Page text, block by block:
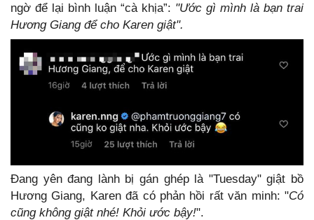
ngờ để lại bình luận “cà khịa”: "Ước gì mình là bạn trai
Hương Giang để cho Karen giật".
Đang yên đang lành bị gán ghép là "Tuesday" giật bồ
Hương Giang, Karen đã có phản hồi rất văn minh: "Có
cũng không giật nhé! Khỏi ước bậy!".